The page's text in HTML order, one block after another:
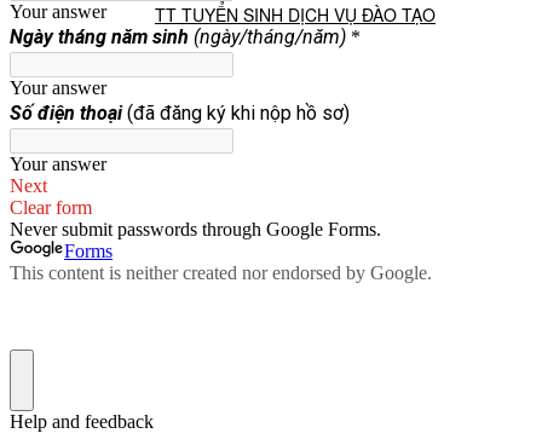
TT TUYỂN SINH DỊCH VỤ ĐÀO TẠO
NGHIÊN CỨU KHOA HỌC
THƯ VIỆN